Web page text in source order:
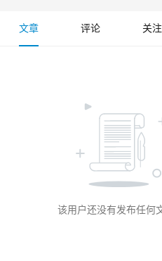
文章 评论 关注
该用户还没有发布任何